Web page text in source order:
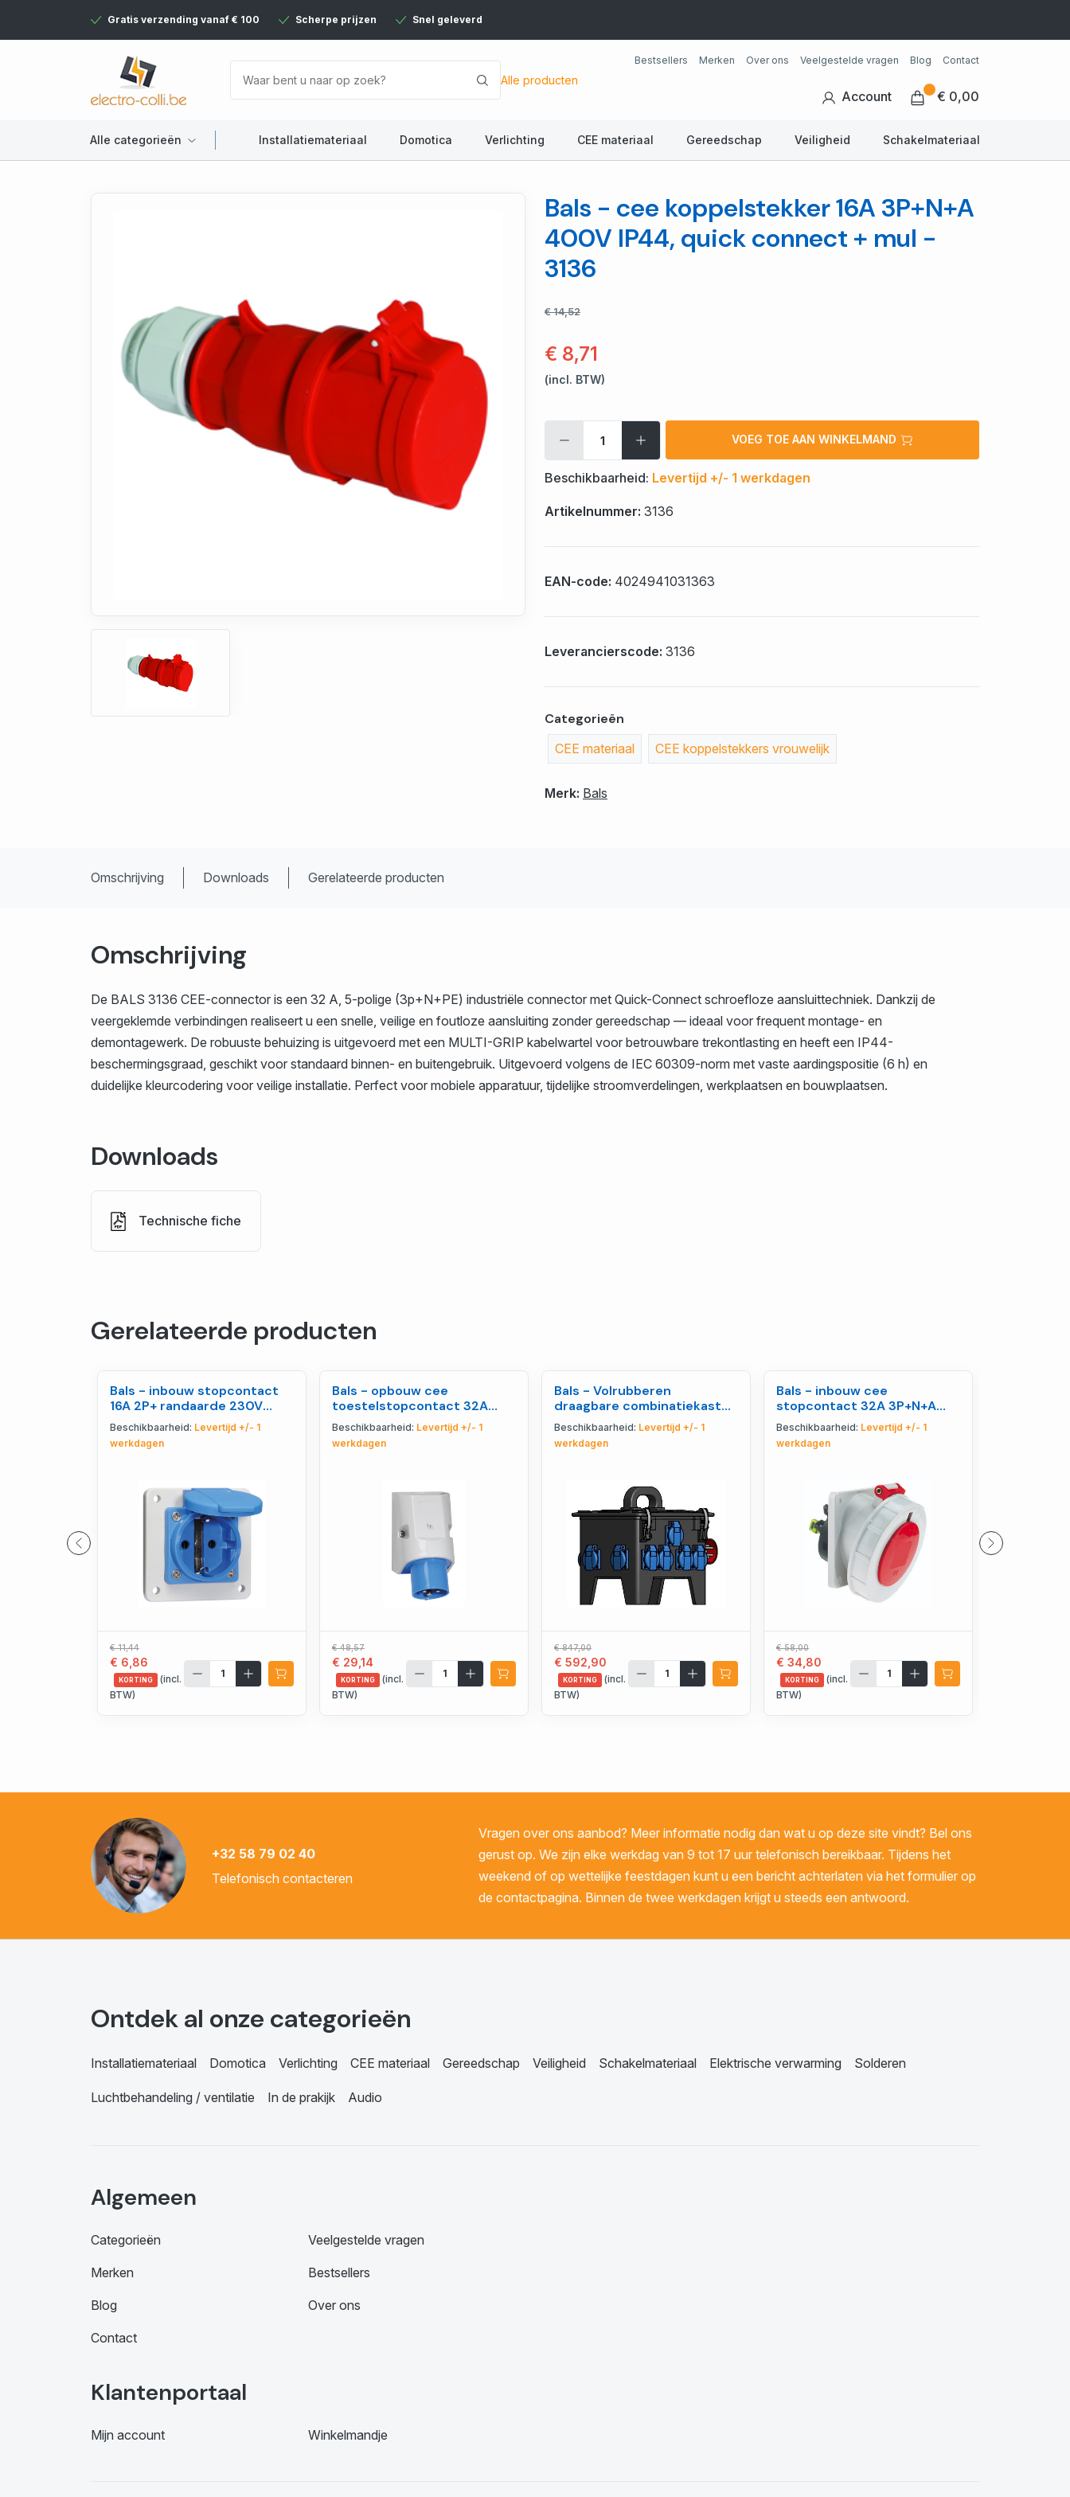
Gratis verzending vanaf € 100 Scherpe prijzen Snel geleverd
Alle producten
Bestsellers Merken Over ons Veelgestelde vragen Blog Contact
Account € 0,00
Alle categorieën Installatiemateriaal Domotica Verlichting CEE materiaal Gereedschap Veiligheid Schakelmateriaal
Bals - cee koppelstekker 16A 3P+N+A
400V IP44, quick connect + mul -
3136
€ 14,52
€ 8,71
(incl. BTW)
VOEG TOE AAN WINKELMAND
Beschikbaarheid: Levertijd +/- 1 werkdagen
Artikelnummer: 3136
EAN-code: 4024941031363
Leverancierscode: 3136
Categorieën
CEE materiaal CEE koppelstekkers vrouwelijk
Merk: Bals
Omschrijving Downloads Gerelateerde producten
Omschrijving
De BALS 3136 CEE-connector is een 32 A, 5-polige (3p+N+PE) industriële connector met Quick-Connect schroefloze aansluittechniek. Dankzij de
veergeklemde verbindingen realiseert u een snelle, veilige en foutloze aansluiting zonder gereedschap — ideaal voor frequent montage- en
demontagewerk. De robuuste behuizing is uitgevoerd met een MULTI-GRIP kabelwartel voor betrouwbare trekontlasting en heeft een IP44-
beschermingsgraad, geschikt voor standaard binnen- en buitengebruik. Uitgevoerd volgens de IEC 60309-norm met vaste aardingspositie (6 h) en
duidelijke kleurcodering voor veilige installatie. Perfect voor mobiele apparatuur, tijdelijke stroomverdelingen, werkplaatsen en bouwplaatsen.
Downloads
Technische fiche
Gerelateerde producten
Bals - inbouw stopcontact
16A 2P+ randaarde 230V
IP54, schroefaansl - 71105
Beschikbaarheid: Levertijd +/- 1
werkdagen
€ 11,44
€ 6,86
KORTING
(incl.
BTW)
Bals - opbouw cee
toestelstopcontact 32A
2P+A 230V IP44, quick conn
- 24409
Beschikbaarheid: Levertijd +/- 1
werkdagen
€ 48,57
€ 29,14
KORTING
(incl.
BTW)
Bals - Volrubberen
draagbare combinatiekast
250x210mm - COMBI1160AF
Beschikbaarheid: Levertijd +/- 1
werkdagen
€ 847,00
€ 592,90
KORTING
(incl.
BTW)
Bals - inbouw cee
stopcontact 32A 3P+N+A
400V IP67, quick connect -
12854
Beschikbaarheid: Levertijd +/- 1
werkdagen
€ 58,00
€ 34,80
KORTING
(incl.
BTW)
+32 58 79 02 40
Telefonisch contacteren
Vragen over ons aanbod? Meer informatie nodig dan wat u op deze site vindt? Bel ons
gerust op. We zijn elke werkdag van 9 tot 17 uur telefonisch bereikbaar. Tijdens het
weekend of op wettelijke feestdagen kunt u een bericht achterlaten via het formulier op
de contactpagina. Binnen de twee werkdagen krijgt u steeds een antwoord.
Ontdek al onze categorieën
Installatiemateriaal Domotica Verlichting CEE materiaal Gereedschap Veiligheid Schakelmateriaal Elektrische verwarming Solderen
Luchtbehandeling / ventilatie In de prakijk Audio
Algemeen
Categorieën Veelgestelde vragen
Merken Bestsellers
Blog Over ons
Contact
Klantenportaal
Mijn account Winkelmandje